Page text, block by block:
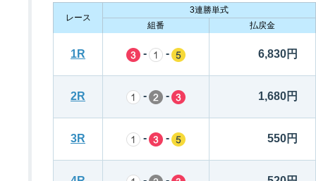
今節出場選手のマル得情報
レース
3連勝単式
組番
払戻金
1R - - 6,830円
2R - - 1,680円
3R - - 550円